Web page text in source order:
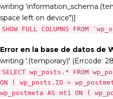
writing
space left on device")]
SHOW FULL COLUMNS FROM
Error en la base de datos de
writing '.(temporary)' (Errcode:
SELECT wp_posts.* FROM
ON ( wp_posts.ID =
wp_postmeta AS mt1 ON (